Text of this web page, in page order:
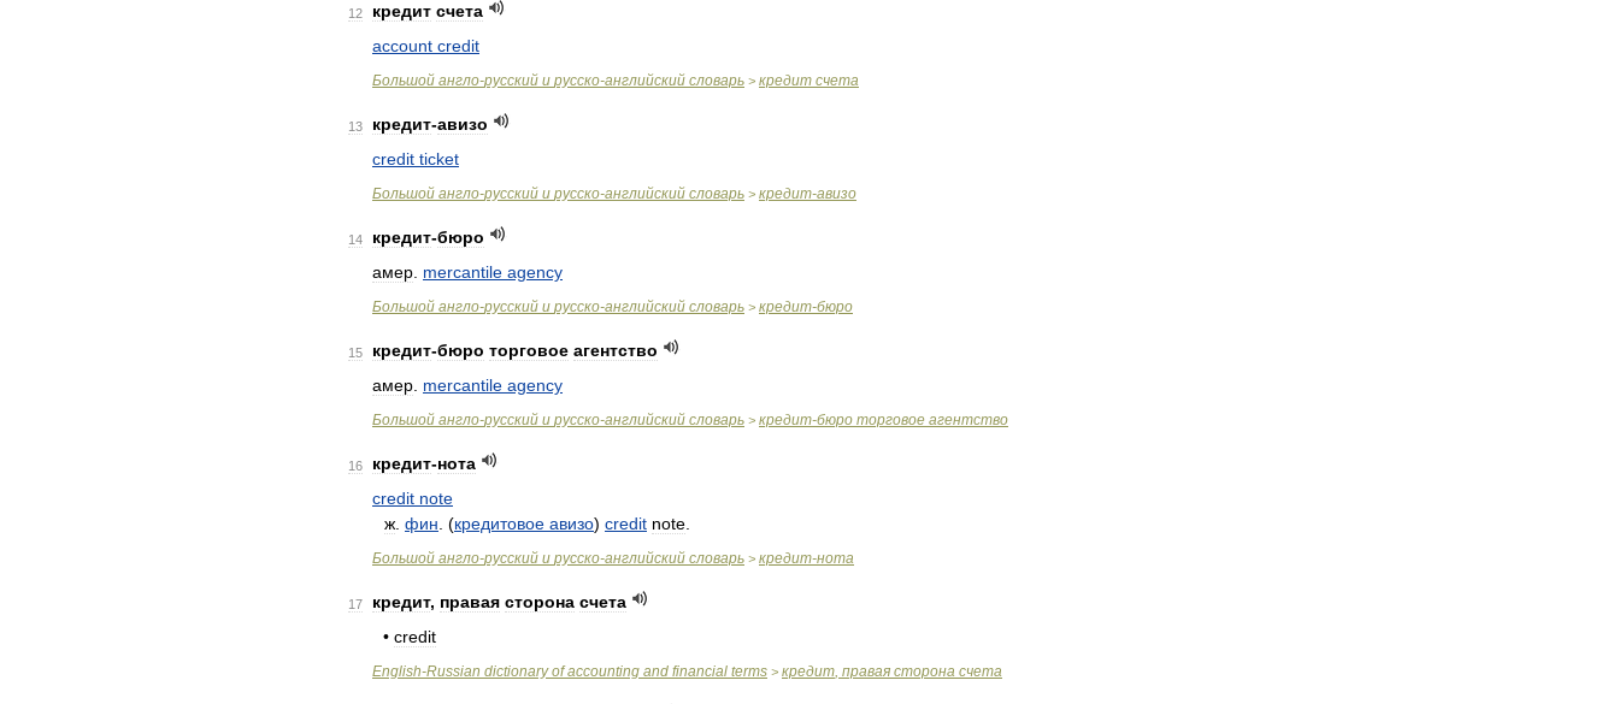
12 кредит счета
account credit
Большой англо-русский и русско-английский словарь > кредит счета
13 кредит-авизо
credit ticket
Большой англо-русский и русско-английский словарь > кредит-авизо
14 кредит-бюро
амер mercantile agency
Большой англо-русский и русско-английский словарь > кредит-бюро
15 кредит-бюро торговое агентство
амер mercantile agency
Большой англо-русский и русско-английский словарь > кредит-бюро торговое агентство
16 кредит-нота
credit note
ж фин . (кредитовое авизо) credit note
Большой англо-русский и русско-английский словарь > кредит-нота
17 кредит, правая сторона счета
• credit
English-Russian dictionary of accounting and financial terms > кредит, правая сторона счета